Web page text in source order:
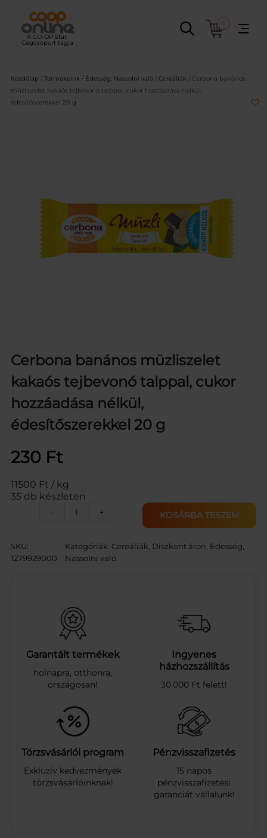
tartalomhoz
0
Kezdőlap / Termékeink / Édesség, Nassolni való / Cereáliák / Cerbona banános
müzliszelet kakaós tejbevonó talppal, cukor hozzáadása nélkül,
édesítőszerekkel 20 g
Cerbona banános müzliszelet
kakaós tejbevonó talppal, cukor
hozzáadása nélkül,
édesítőszerekkel 20 g
230 Ft
11500 Ft / kg
35 db készleten
–
C
B
O
N
Á
N
O
S
Z
L
E
T
K
A
K
A
+ KOSÁRBA TESZEM
SKU:
1279929000
Kategóriák: Cereáliák Diszkont áron Édesség,
Nassolni való
Garantált termékek
holnapra, otthonra,
országosan!
Ingyenes
házhozszállítás
30.000 Ft felett!
Törzsvásárlói program
Exkluzív kedvezmények
törzsvásárlóinknak!
Pénzvisszafizetés
15 napos
pénzvisszafizetési
garanciát vállalunk!